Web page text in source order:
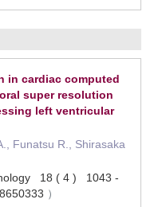
in cardiac computed
super resolution
left ventricular
Funatsu R., Shirasaka
18 ( 4 ) 1043 -
）